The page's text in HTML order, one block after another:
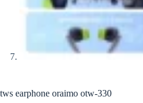
tws earphone oraimo otw-330